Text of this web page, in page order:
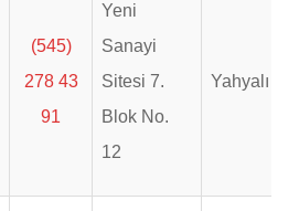
(545)
278 43
91
Yeni
Sanayi
Sitesi 7.
Blok No.
12
Yahyalı